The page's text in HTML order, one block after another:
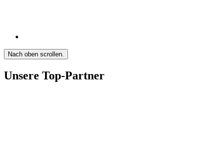
Nach oben scrollen.
Unsere Top-Partner